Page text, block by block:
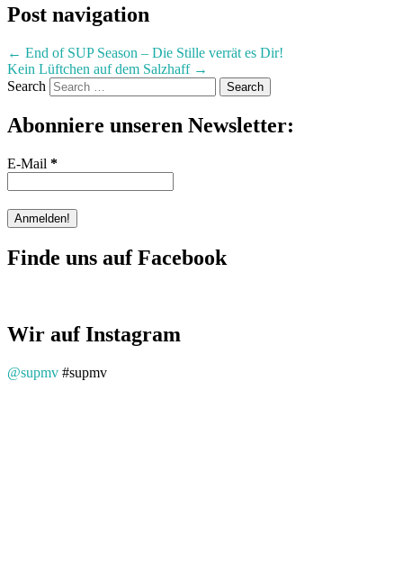
Post navigation
← End of SUP Season – Die Stille verrät es Dir!
Kein Lüftchen auf dem Salzhaff →
Search
Abonniere unseren Newsletter:
E-Mail *
Finde uns auf Facebook
Wir auf Instagram
@supmv #supmv